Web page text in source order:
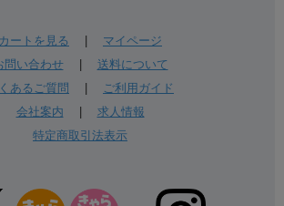
カートを見る
マイページ
問い合わせ| 送料について
あるご質問
ご利用ガイド
会社案内
求人情報
特定商取引法表示